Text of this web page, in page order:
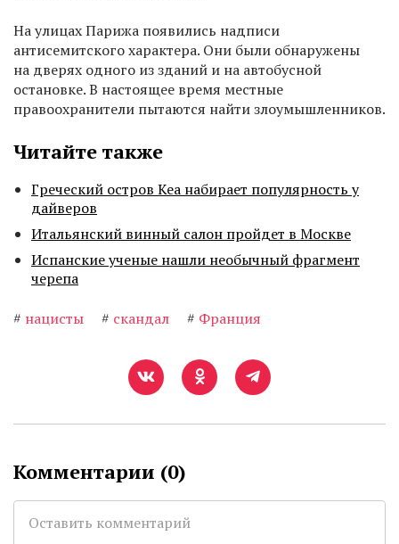
На улицах Парижа появились надписи
антисемитского характера. Они были обнаружены
на дверях одного из зданий и на автобусной
остановке. В настоящее время местные
правоохранители пытаются найти злоумышленников.
Читайте также
Греческий остров Кеа набирает популярность у
дайверов
Итальянский винный салон пройдет в Москве
Испанские ученые нашли необычный фрагмент
черепа
# нацисты # скандал # Франция
Комментарии (0)